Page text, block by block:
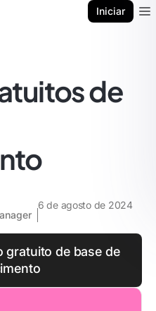
Iniciar
de
6 de agosto de 2024
gratuito de base de